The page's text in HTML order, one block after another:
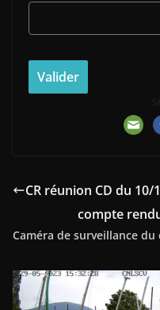
CR réunion CD du 10/
compte
Caméra de surveillance du